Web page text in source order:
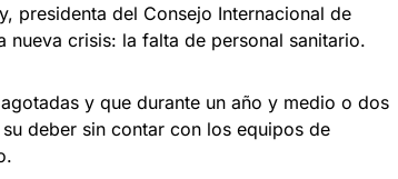
presidenta del Consejo Internacional de
crisis: la falta de personal sanitario.
y que durante un año y medio o dos
deber sin contar con los equipos de